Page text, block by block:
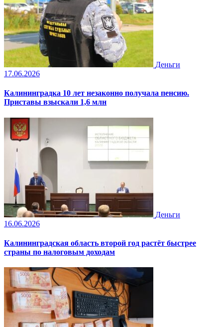
Деньги
17.06.2026
Калининградка 10 лет незаконно получала пенсию.
Приставы взыскали 1,6 млн
Деньги
16.06.2026
Калининградская область второй год растёт быстрее
страны по налоговым доходам